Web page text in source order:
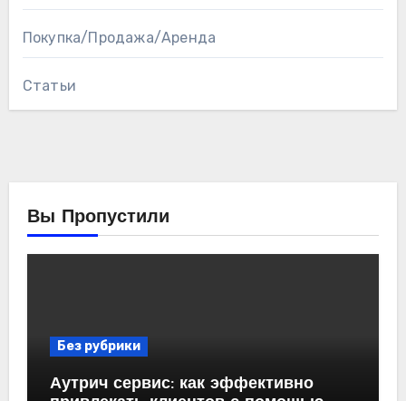
Покупка/Продажа/Аренда
Статьи
Вы Пропустили
Без рубрики
Аутрич сервис: как эффективно